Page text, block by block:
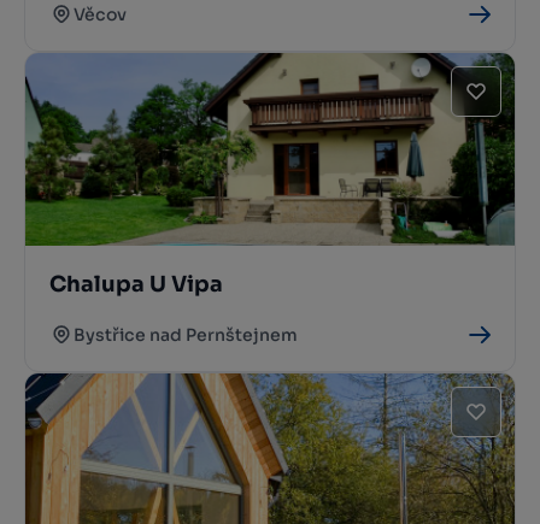
Věcov
Chalupa U Vipa
Bystřice nad Pernštejnem